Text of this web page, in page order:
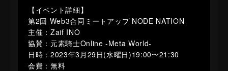
【イベント詳細】
第2回 Web3合同ミートアップ NODE NATION
主催：Zaif INO
協賛：元素騎士Online -Meta World-
日時：2023年3月29日(水曜日)19:00〜21:30
会費：無料